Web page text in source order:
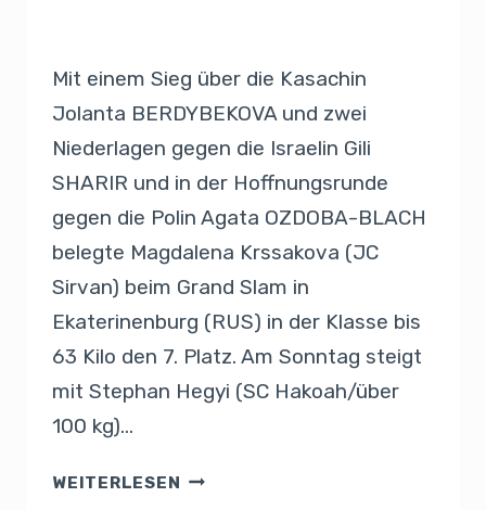
Mit einem Sieg über die Kasachin
Jolanta BERDYBEKOVA und zwei
Niederlagen gegen die Israelin Gili
SHARIR und in der Hoffnungsrunde
gegen die Polin Agata OZDOBA-BLACH
belegte Magdalena Krssakova (JC
Sirvan) beim Grand Slam in
Ekaterinenburg (RUS) in der Klasse bis
63 Kilo den 7. Platz. Am Sonntag steigt
mit Stephan Hegyi (SC Hakoah/über
100 kg)…
WEITERLESEN